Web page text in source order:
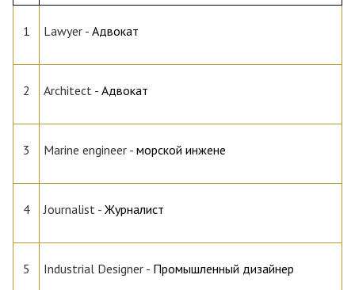
1 Lawyer -Адвокат
2 Architect -Адвокат
3 Marine engineer -морской инжене
4 Journalist -Журналист
5 Industrial Designer - Промышленный дизайнер